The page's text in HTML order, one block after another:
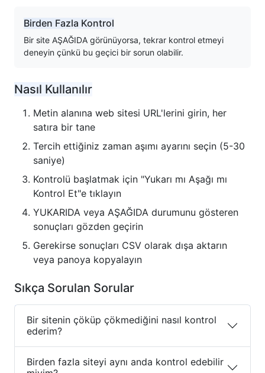
Birden Fazla Kontrol
Bir site AŞAĞIDA görünüyorsa, tekrar kontrol etmeyi
deneyin çünkü bu geçici bir sorun olabilir.
Nasıl Kullanılır
Metin alanına web sitesi URL'lerini girin, her
satıra bir tane
Tercih ettiğiniz zaman aşımı ayarını seçin (5-30
saniye)
Kontrolü başlatmak için "Yukarı mı Aşağı mı
Kontrol Et"e tıklayın
YUKARIDA veya AŞAĞIDA durumunu gösteren
sonuçları gözden geçirin
Gerekirse sonuçları CSV olarak dışa aktarın
veya panoya kopyalayın
Sıkça Sorulan Sorular
Bir sitenin çöküp çökmediğini nasıl kontrol
ederim?
Birden fazla siteyi aynı anda kontrol edebilir